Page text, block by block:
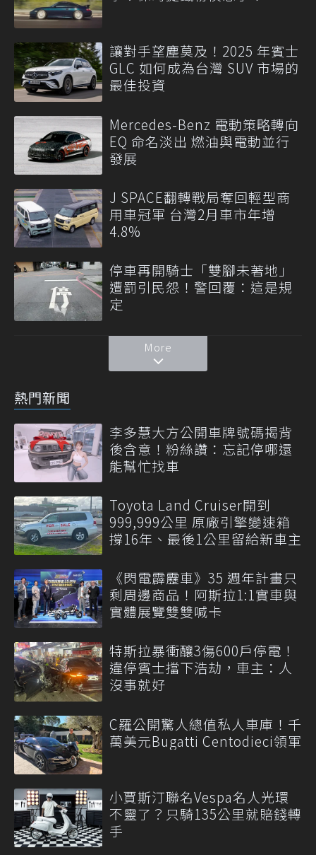
讓對手望塵莫及！2025 年賓士
GLC 如何成為台灣 SUV 市場的
最佳投資
Mercedes-Benz 電動策略轉向
EQ 命名淡出 燃油與電動並行
發展
J SPACE翻轉戰局奪回輕型商
用車冠軍 台灣2月車市年增
4.8%
停車再開騎士「雙腳未著地」
遭罰引民怨！警回覆：這是規
定
More
熱門新聞
李多慧大方公開車牌號碼揭背
後含意！粉絲讚：忘記停哪還
能幫忙找車
Toyota Land Cruiser開到
999,999公里 原廠引擎變速箱
撐16年、最後1公里留給新車主
《閃電霹靂車》35 週年計畫只
剩周邊商品！阿斯拉1:1實車與
實體展覽雙雙喊卡
特斯拉暴衝釀3傷600戶停電！
違停賓士擋下浩劫，車主：人
沒事就好
C羅公開驚人總值私人車庫！千
萬美元Bugatti Centodieci領軍
小賈斯汀聯名Vespa名人光環
不靈了？只騎135公里就賠錢轉
手